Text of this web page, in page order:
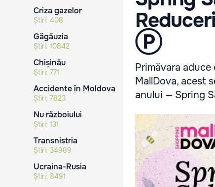
Criza gazelor
Știri: 408
Găgăuzia
Știri: 10842
Chișinău
Știri: 771
Accidente în Moldova
Știri: 7823
Nu războiului
Știri: 131
Transnistria
Știri: 34989
Ucraina-Rusia
Știri: 8491
Ⓟ
Primăvara
MallDova, acest
anului — Spring